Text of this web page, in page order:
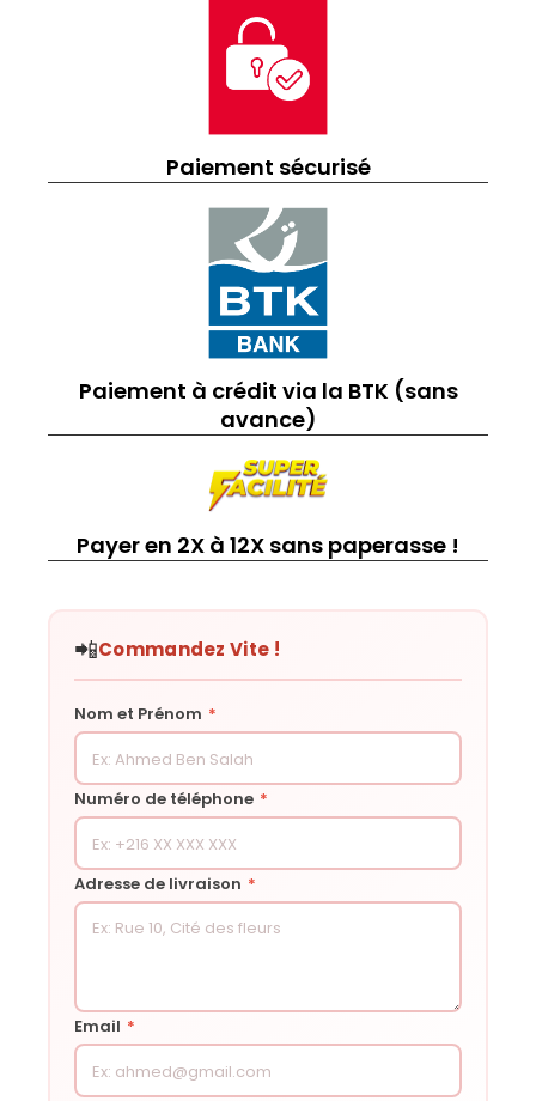
Paiement sécurisé
Paiement à crédit via la BTK (sans
avance)
Payer en 2X à 12X sans paperasse !
📲Commandez Vite !
Nom et Prénom *
Numéro de téléphone *
Adresse de livraison *
Email *